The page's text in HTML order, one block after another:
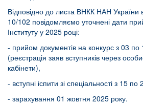
Відповідно до листа ВНКК НАН
10/102 повідомляємо уточнені дати
Інституту у 2025 році:
- прийом документів на конкурс з 03
(реєстрація заяв вступників через
кабінети),
- вступні іспити зі спеціальності з 15
- зарахування 01 жовтня 2025 року.